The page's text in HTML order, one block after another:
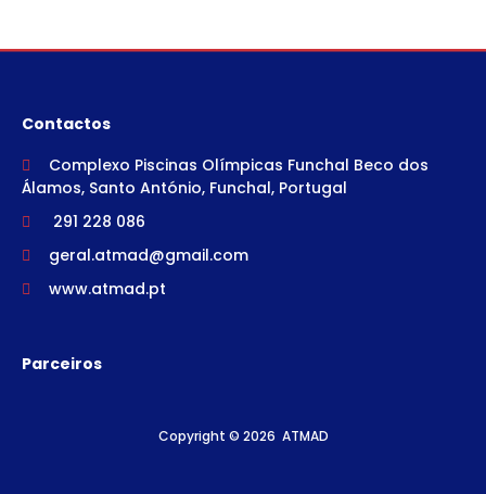
Contactos
Complexo Piscinas Olímpicas Funchal Beco dos
Álamos, Santo António, Funchal, Portugal
291 228 086
geral.atmad@gmail.com
www.atmad.pt
Parceiros
Copyright © 2026 ATMAD